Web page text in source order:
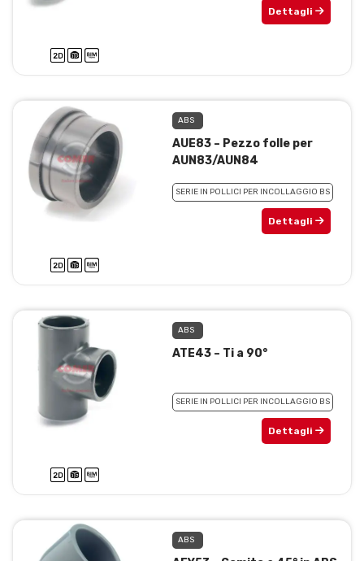
Dettagli
ABS
AUE83 – Pezzo folle per
AUN83/AUN84
SERIE IN POLLICI PER INCOLLAGGIO BS
Dettagli
ABS
ATE43 – Ti a 90°
SERIE IN POLLICI PER INCOLLAGGIO BS
Dettagli
ABS